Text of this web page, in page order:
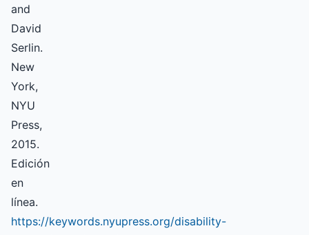
and
David
Serlin.
New
York,
NYU
Press,
2015.
Edición
en
línea.
https://keywords.nyupress.org/disability-